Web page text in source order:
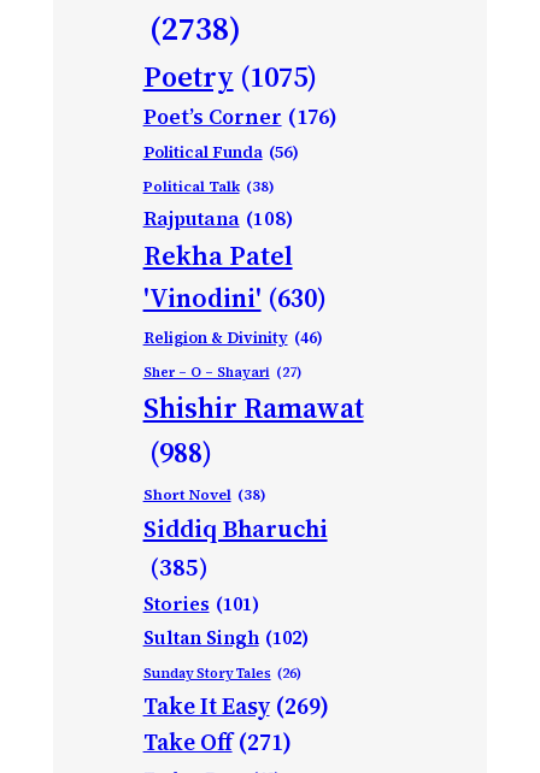
(2738)
Poetry (1075)
Poet’s Corner (176)
Political Funda (56)
Political Talk (38)
Rajputana (108)
Rekha Patel
'Vinodini' (630)
Religion & Divinity (46)
Sher – O – Shayari (27)
Shishir Ramawat
(988)
Short Novel (38)
Siddiq Bharuchi
(385)
Stories (101)
Sultan Singh (102)
Sunday Story Tales (26)
Take It Easy (269)
Take Off (271)